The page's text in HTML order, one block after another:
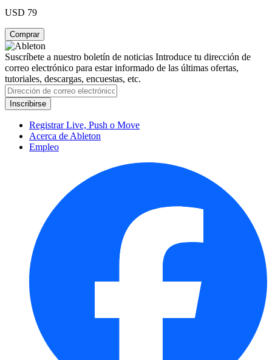
USD 79
Suscríbete a nuestro boletín de noticias Introduce tu dirección de
correo electrónico para estar informado de las últimas ofertas,
tutoriales, descargas, encuestas, etc.
Registrar Live, Push o Move
Acerca de Ableton
Empleo